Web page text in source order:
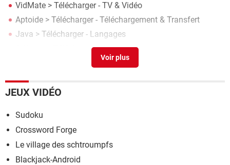
VidMate > Télécharger - TV & Vidéo
Aptoide > Télécharger - Téléchargement & Transfert
Java > Télécharger - Langages
> Télécharger - Outils Internet
> Télécharger - Conversion & Codecs
JEUX VIDÉO
Sudoku
Crossword Forge
Le village des schtroumpfs
Blackjack-Android